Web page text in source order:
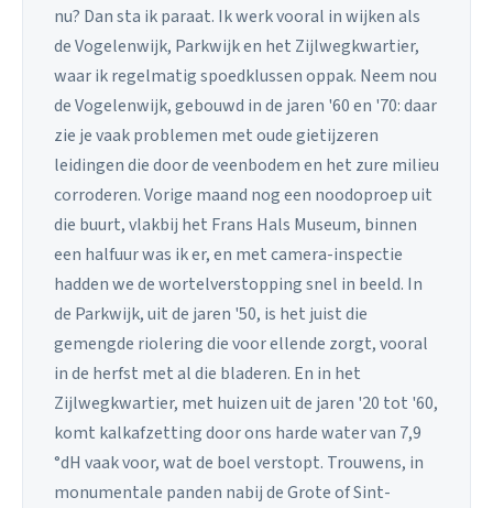
nu? Dan sta ik paraat. Ik werk vooral in wijken als
de Vogelenwijk, Parkwijk en het Zijlwegkwartier,
waar ik regelmatig spoedklussen oppak. Neem nou
de Vogelenwijk, gebouwd in de jaren '60 en '70: daar
zie je vaak problemen met oude gietijzeren
leidingen die door de veenbodem en het zure milieu
corroderen. Vorige maand nog een noodoproep uit
die buurt, vlakbij het Frans Hals Museum, binnen
een halfuur was ik er, en met camera-inspectie
hadden we de wortelverstopping snel in beeld. In
de Parkwijk, uit de jaren '50, is het juist die
gemengde riolering die voor ellende zorgt, vooral
in de herfst met al die bladeren. En in het
Zijlwegkwartier, met huizen uit de jaren '20 tot '60,
komt kalkafzetting door ons harde water van 7,9
°dH vaak voor, wat de boel verstopt. Trouwens, in
monumentale panden nabij de Grote of Sint-